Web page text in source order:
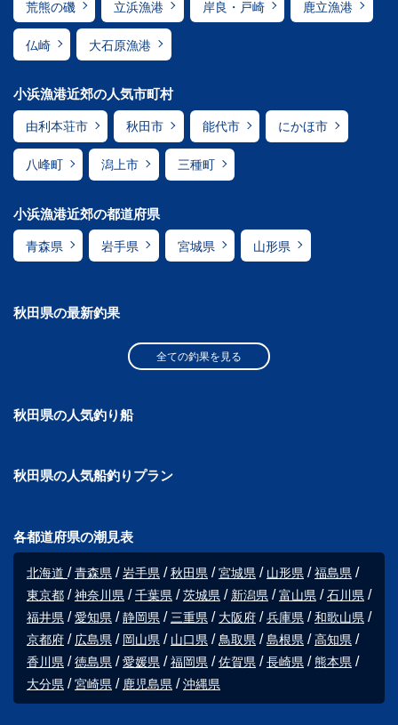
荒熊の磯 立浜漁港 岸良・戸崎 鹿立漁港
仏崎 大石原漁港
小浜漁港近郊の人気市町村
由利本荘市 秋田市 能代市 にかほ市
八峰町 潟上市 三種町
小浜漁港近郊の都道府県
青森県 岩手県 宮城県 山形県
秋田県の最新釣果
全ての釣果を見る
秋田県の人気釣り船
秋田県の人気船釣りプラン
各都道府県の潮見表
北海道 青森県 岩手県 秋田県 宮城県 山形県
福島県
東京都
神奈川県 千葉県 茨城県 新潟県 富山県
石川県
福井県
愛知県 静岡県 三重県 大阪府 兵庫県
和歌山県
京都府
広島県 岡山県 山口県 鳥取県 島根県
高知県
香川県
徳島県 愛媛県 福岡県 佐賀県 長崎県
熊本県
大分県
宮崎県 鹿児島県 沖縄県